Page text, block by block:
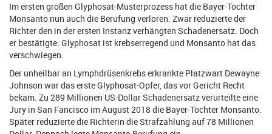
Im ersten großen Glyphosat-Musterprozess hat die Bayer-Tochter
Monsanto nun auch die Berufung verloren. Zwar reduzierte der
Richter den in der ersten Instanz verhängten Schadenersatz. Doch
er bestätigte: Glyphosat ist krebserregend und Monsanto hat das
verschwiegen.
Der unheilbar an Lymphdrüsenkrebs erkrankte Platzwart Dewayne
Johnson war das erste Glyphosat-Opfer, das vor Gericht Recht
bekam. Zu 289 Millionen US-Dollar Schadenersatz verurteilte eine
Jury in San Fancisco im August 2018 die Bayer-Tochter Monsanto.
Später reduzierte die Richterin die Strafzahlung auf 78 Millionen